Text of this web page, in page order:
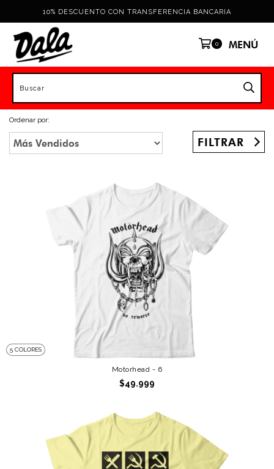
10% DESCUENTO CON TRANSFERENCIA BANCARIA
0 MENÚ
Ordenar por:
FILTRAR
5 COLORES
Motorhead - 6
$49.999